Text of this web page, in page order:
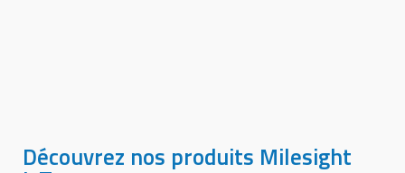
Découvrez nos produits Milesight